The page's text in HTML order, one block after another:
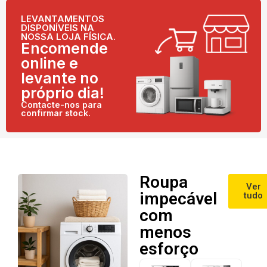
LEVANTAMENTOS
DISPONÍVEIS NA
NOSSA LOJA FÍSICA.
Encomende
online e
levante no
próprio dia!
Contacte-nos para
confirmar stock.
Roupa
impecável
com
menos
esforço
Ver
tudo